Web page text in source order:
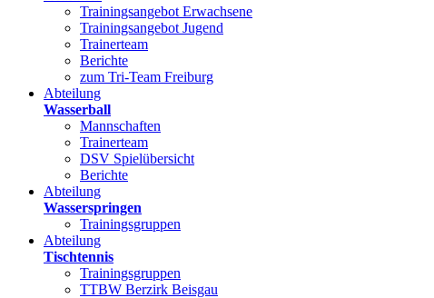
Trainingsangebot Erwachsene
Trainingsangebot Jugend
Trainerteam
Berichte
zum Tri-Team Freiburg
Abteilung
Wasserball
Mannschaften
Trainerteam
DSV Spielübersicht
Berichte
Abteilung
Wasserspringen
Trainingsgruppen
Abteilung
Tischtennis
Trainingsgruppen
TTBW Berzirk Beisgau